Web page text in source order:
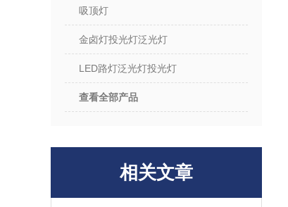
吸顶灯
金卤灯投光灯泛光灯
LED路灯泛光灯投光灯
查看全部产品
相关文章